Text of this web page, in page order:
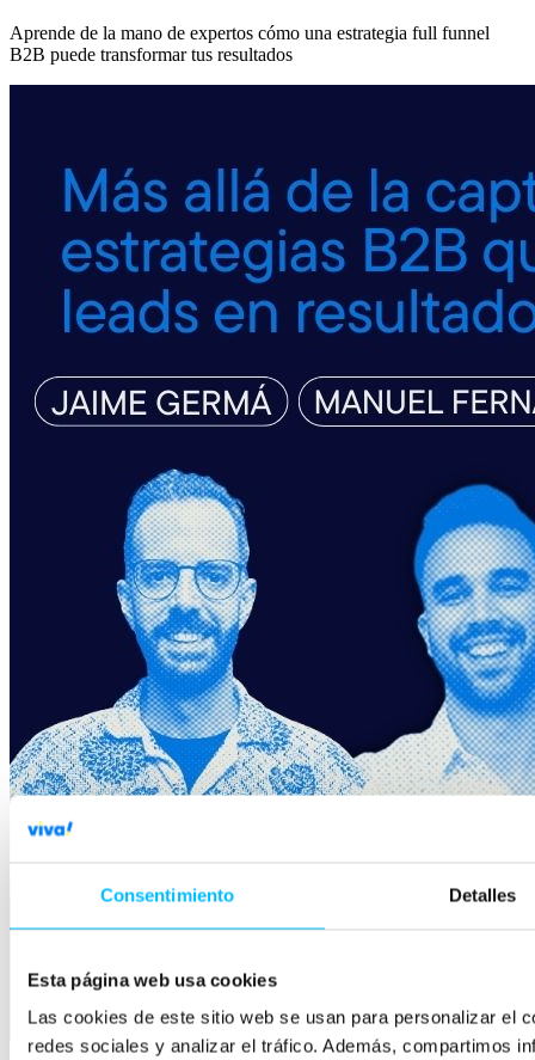
Consentimiento Detalles
Esta página web usa cookies
Las cookies de este sitio web se usan para personalizar el
redes sociales y analizar el tráfico. Además, compartimos
Aprende de la mano de expertos cómo una estrategia full funnel
B2B puede transformar tus resultados